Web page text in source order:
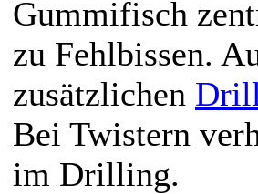
Gummifisch
zu Fehlbissen.
zusätzlichen
Bei Twistern
im Drilling.